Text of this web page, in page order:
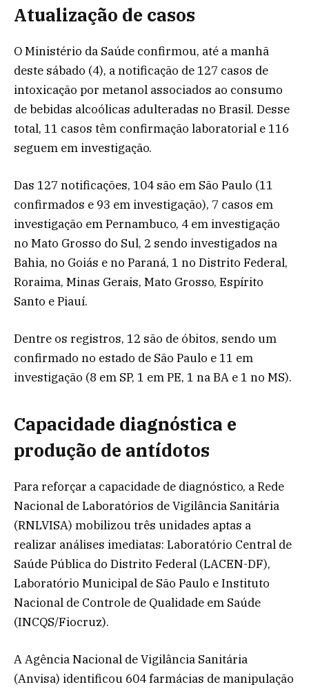
Atualização de casos
O Ministério da Saúde confirmou, até a manhã
deste sábado (4), a notificação de 127 casos de
intoxicação por metanol associados ao consumo
de bebidas alcoólicas adulteradas no Brasil. Desse
total, 11 casos têm confirmação laboratorial e 116
seguem em investigação.
Das 127 notificações, 104 são em São Paulo (11
confirmados e 93 em investigação), 7 casos em
investigação em Pernambuco, 4 em investigação
no Mato Grosso do Sul, 2 sendo investigados na
Bahia, no Goiás e no Paraná, 1 no Distrito Federal,
Roraima, Minas Gerais, Mato Grosso, Espírito
Santo e Piauí.
Dentre os registros, 12 são de óbitos, sendo um
confirmado no estado de São Paulo e 11 em
investigação (8 em SP, 1 em PE, 1 na BA e 1 no MS).
Capacidade diagnóstica e
produção de antídotos
Para reforçar a capacidade de diagnóstico, a Rede
Nacional de Laboratórios de Vigilância Sanitária
(RNLVISA) mobilizou três unidades aptas a
realizar análises imediatas: Laboratório Central de
Saúde Pública do Distrito Federal (LACEN-DF),
Laboratório Municipal de São Paulo e Instituto
Nacional de Controle de Qualidade em Saúde
(INCQS/Fiocruz).
A Agência Nacional de Vigilância Sanitária
(Anvisa) identificou 604 farmácias de manipulação